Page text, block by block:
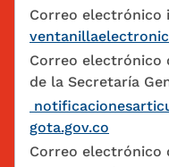
Correo electrónico
Correo electrónico
de la Secretaría
gota.gov.co
Correo electrónico